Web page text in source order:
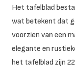
Het tafelblad
wat betekent dat
voorzien van een
elegante en
het tafelblad zijn